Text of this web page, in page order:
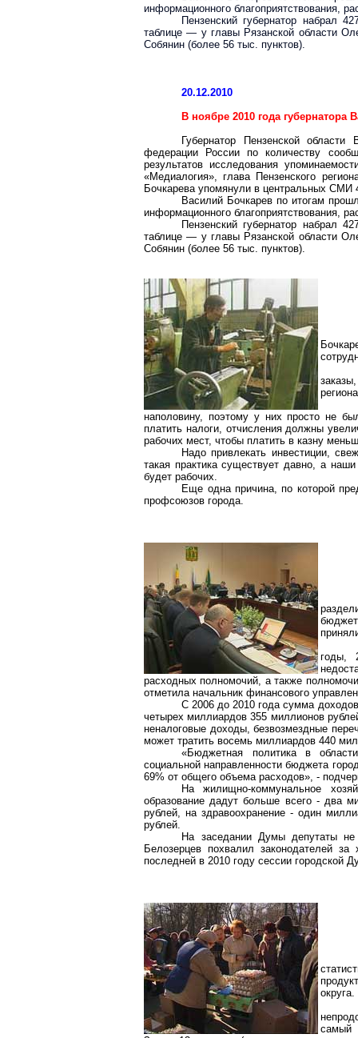
информационного благоприятствования,
Пензенский губернатор набрал
таблице — у главы Рязанской области
Собянин (более 56 тыс. пунктов).
20.12.2010
В ноябре 2010 года
Губернатор Пензенской
федерации России по количеству
результатов исследования
«Медиалогия», глава Пензенского
Бочкарева упомянули в центральных СМИ
Василий Бочкарев по итогам
информационного благоприятствования,
Пензенский губернатор набрал
таблице — у главы Рязанской области
Собянин (более 56 тыс. пунктов).
наполовину, поэтому у них просто не
платить налоги, отчисления должны
рабочих мест, чтобы платить в казну
Надо привлекать инвестиции,
такая практика существует давно, а
будет рабочих.
Еще одна причина, по которой
профсоюзов города.
годы,
расходных полномочий, а также
отметила начальник финансового
С 2006 до 2010 года сумма
четырех миллиардов 355 миллионов
неналоговые доходы, безвозмездные
может тратить восемь миллиардов 440
«Бюджетная политика в
социальной направленности бюджета
69% от общего объема расходов», -
На жилищно-коммунальное
образование дадут больше всего - два
рублей, на здравоохранение - один
рублей.
На заседании Думы депутаты
Белозерцев похвалил законодателей
последней в 2010 году сессии городской
округа.
самый